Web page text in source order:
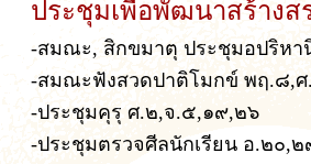
ประชุมเพื่อพัฒนาสร้างส
-สมณะ, สิกขมาตุ ประชุมอปริห
-สมณะฟังสวดปาติโมกข์ พฤ.๘,
-ประชุมคุรุ ศ.๒,จ.๕,๑๙,๒๖
-ประชุมตรวจศีลนักเรียน อ.๒๐,๒